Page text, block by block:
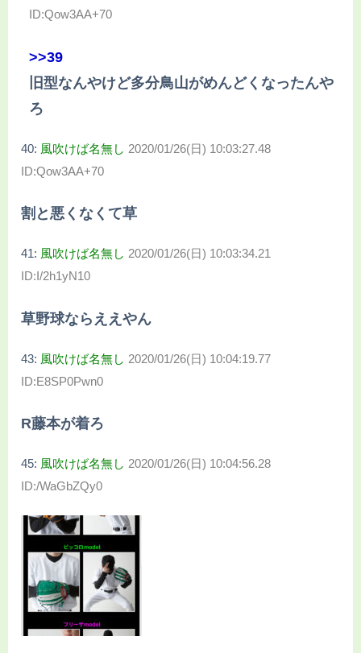
ID:Qow3AA+70
>>39
旧型なんやけど多分鳥山がめんどくなったんや
ろ
40: 風吹けば名無し 2020/01/26(日) 10:03:27.48
ID:Qow3AA+70
割と悪くなくて草
41: 風吹けば名無し 2020/01/26(日) 10:03:34.21
ID:I/2h1yN10
草野球ならええやん
43: 風吹けば名無し 2020/01/26(日) 10:04:19.77
ID:E8SP0Pwn0
R藤本が着ろ
45: 風吹けば名無し 2020/01/26(日) 10:04:56.28
ID:/WaGbZQy0